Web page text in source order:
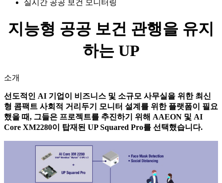
실시간 공공 보건 모니터링
지능형 공공 보건 관행을 유지
하는 UP
소개
선도적인 AI 기업이 비즈니스 및 소규모 사무실을 위한 최신
형 콤팩트 사회적 거리두기 모니터 설계를 위한 플랫폼이 필요
했을 때, 그들은 프로젝트를 추진하기 위해 AAEON 및 AI
Core XM2280이 탑재된 UP Squared Pro를 선택했습니다.